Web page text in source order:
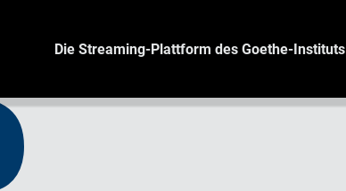
Die Streaming-Plattform des Goethe-Instituts